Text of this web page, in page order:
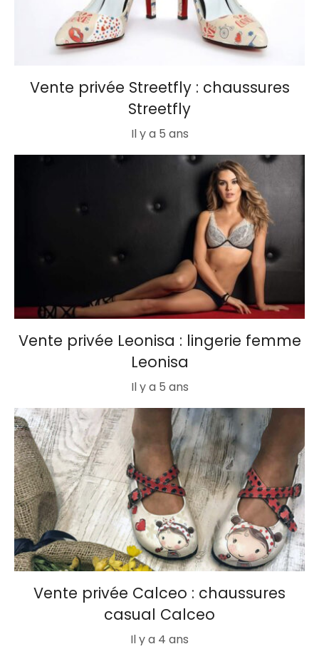
Vente privée Streetfly : chaussures
Streetfly
Il y a 5 ans
Vente privée Leonisa : lingerie femme
Leonisa
Il y a 5 ans
Vente privée Calceo : chaussures
casual Calceo
Il y a 4 ans